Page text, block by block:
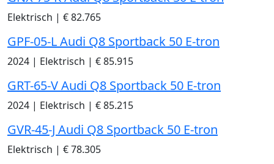
Elektrisch | € 82.765
GPF-05-L Audi Q8 Sportback 50 E-tron
2024 | Elektrisch | € 85.915
GRT-65-V Audi Q8 Sportback 50 E-tron
2024 | Elektrisch | € 85.215
GVR-45-J Audi Q8 Sportback 50 E-tron
Elektrisch | € 78.305